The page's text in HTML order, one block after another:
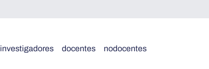
investigadores docentes nodocentes